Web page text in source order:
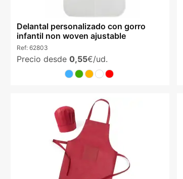
Delantal personalizado con gorro
infantil non woven ajustable
Ref: 62803
Precio desde 0,55€/ud.